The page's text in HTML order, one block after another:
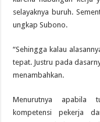
selayaknya buruh.
ungkap Subono.
“Sehingga kalau
tepat. Justru pada
menambahkan.
Menurutnya apabila
kompetensi pekerja